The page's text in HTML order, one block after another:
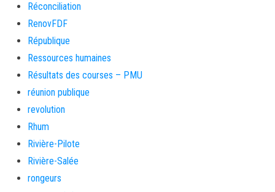
Réconciliation
RenovFDF
République
Ressources humaines
Résultats des courses – PMU
réunion publique
revolution
Rhum
Rivière-Pilote
Rivière-Salée
rongeurs